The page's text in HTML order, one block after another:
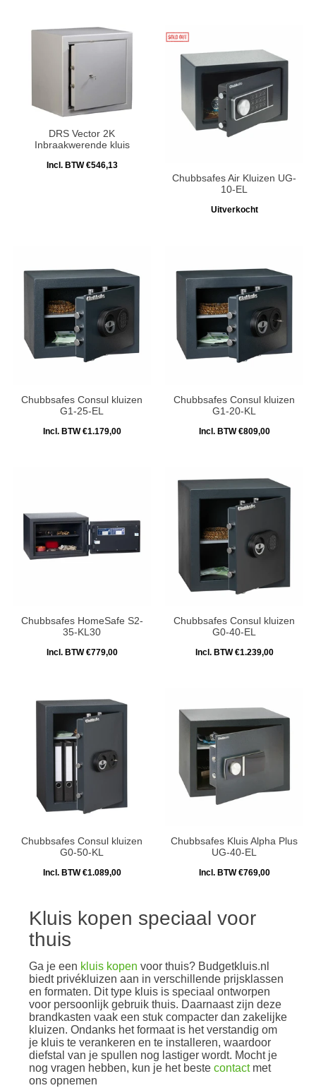
DRS Vector 2K
Inbraakwerende kluis
Incl. BTW €546,13
Chubbsafes Air Kluizen UG-
10-EL
Uitverkocht
Chubbsafes Consul kluizen
G1-25-EL
Incl. BTW €1.179,00
Chubbsafes Consul kluizen
G1-20-KL
Incl. BTW €809,00
Chubbsafes HomeSafe S2-
35-KL30
Incl. BTW €779,00
Chubbsafes Consul kluizen
G0-40-EL
Incl. BTW €1.239,00
Chubbsafes Consul kluizen
G0-50-KL
Incl. BTW €1.089,00
Chubbsafes Kluis Alpha Plus
UG-40-EL
Incl. BTW €769,00
Kluis kopen speciaal voor
thuis
Ga je een kluis kopen voor thuis? Budgetkluis.nl
biedt privékluizen aan in verschillende prijsklassen
en formaten. Dit type kluis is speciaal ontworpen
voor persoonlijk gebruik thuis. Daarnaast zijn deze
brandkasten vaak een stuk compacter dan zakelijke
kluizen. Ondanks het formaat is het verstandig om
je kluis te verankeren en te installeren, waardoor
diefstal van je spullen nog lastiger wordt. Mocht je
nog vragen hebben, kun je het beste contact met
ons opnemen